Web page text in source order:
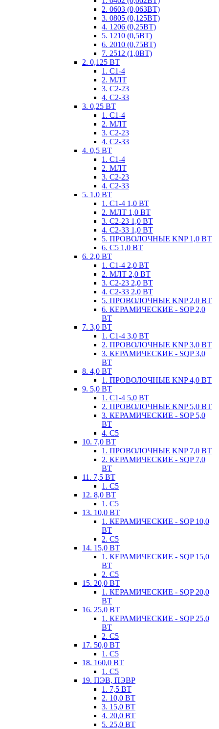
2. 0603 (0,063ВТ)
3. 0805 (0,125ВТ)
4. 1206 (0,25ВТ)
5. 1210 (0,5ВТ)
6. 2010 (0,75ВТ)
7. 2512 (1,0ВТ)
2. 0,125 ВТ
1. С1-4
2. МЛТ
3. С2-23
4. С2-33
3. 0,25 ВТ
1. С1-4
2. МЛТ
3. С2-23
4. С2-33
4. 0,5 ВТ
1. С1-4
2. МЛТ
3. С2-23
4. С2-33
5. 1,0 ВТ
1. С1-4 1,0 ВТ
2. МЛТ 1,0 ВТ
3. С2-23 1,0 ВТ
4. С2-33 1,0 ВТ
5. ПРОВОЛОЧНЫЕ KNP 1,0 ВТ
6. С5 1,0 ВТ
6. 2,0 ВТ
1. С1-4 2,0 ВТ
2. МЛТ 2,0 ВТ
3. С2-23 2,0 ВТ
4. С2-33 2,0 ВТ
5. ПРОВОЛОЧНЫЕ KNP 2,0 ВТ
6. КЕРАМИЧЕСКИЕ - SQP 2,0
ВТ
7. 3,0 ВТ
1. С1-4 3,0 ВТ
2. ПРОВОЛОЧНЫЕ KNP 3,0 ВТ
3. КЕРАМИЧЕСКИЕ - SQP 3,0
ВТ
8. 4,0 ВТ
1. ПРОВОЛОЧНЫЕ KNP 4,0 ВТ
9. 5,0 ВТ
1. С1-4 5,0 ВТ
2. ПРОВОЛОЧНЫЕ KNP 5,0 ВТ
3. КЕРАМИЧЕСКИЕ - SQP 5,0
ВТ
4. С5
10. 7,0 ВТ
1. ПРОВОЛОЧНЫЕ KNP 7,0 ВТ
2. КЕРАМИЧЕСКИЕ - SQP 7,0
ВТ
11. 7,5 ВТ
1. С5
12. 8,0 ВТ
1. С5
13. 10,0 ВТ
1. КЕРАМИЧЕСКИЕ - SQP 10,0
ВТ
2. С5
14. 15,0 ВТ
1. КЕРАМИЧЕСКИЕ - SQP 15,0
ВТ
2. С5
15. 20,0 ВТ
1. КЕРАМИЧЕСКИЕ - SQP 20,0
ВТ
16. 25,0 ВТ
1. КЕРАМИЧЕСКИЕ - SQP 25,0
ВТ
2. С5
17. 50,0 ВТ
1. С5
18. 160,0 ВТ
1. С5
19. ПЭВ, ПЭВР
1. 7,5 ВТ
2. 10,0 ВТ
3. 15,0 ВТ
4. 20,0 ВТ
5. 25,0 ВТ